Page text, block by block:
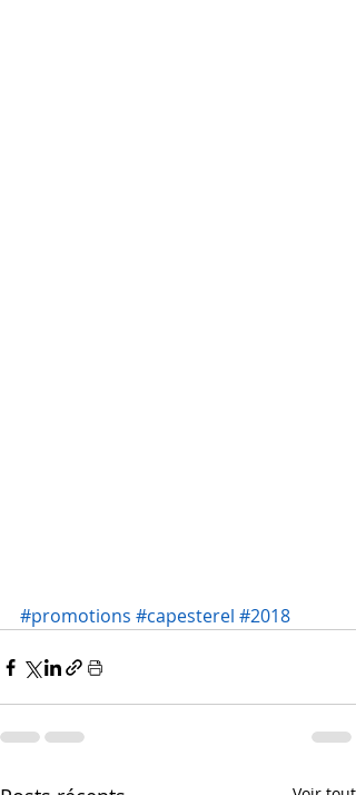
#promotions #capesterel #2018